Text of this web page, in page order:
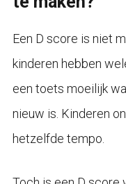
Een D score is niet
kinderen hebben
een toets moeilijk
nieuw is. Kinderen
hetzelfde tempo.